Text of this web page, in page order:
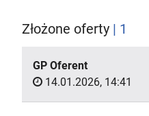
Złożone oferty | 1
GP Oferent
14.01.2026, 14:41